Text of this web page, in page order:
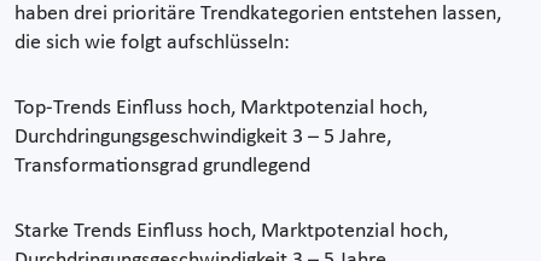
haben drei prioritäre Trendkategorien entstehen lassen,
die sich wie folgt aufschlüsseln:
Top-Trends Einfluss hoch, Marktpotenzial hoch,
Durchdringungsgeschwindigkeit 3 – 5 Jahre,
Transformationsgrad grundlegend
Starke Trends Einfluss hoch, Marktpotenzial hoch,